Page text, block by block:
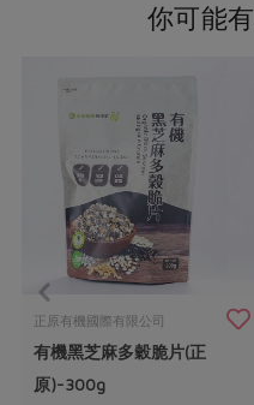
你可能
正原有機國際有限公司
有機黑芝麻多穀脆片(正
原)-300g